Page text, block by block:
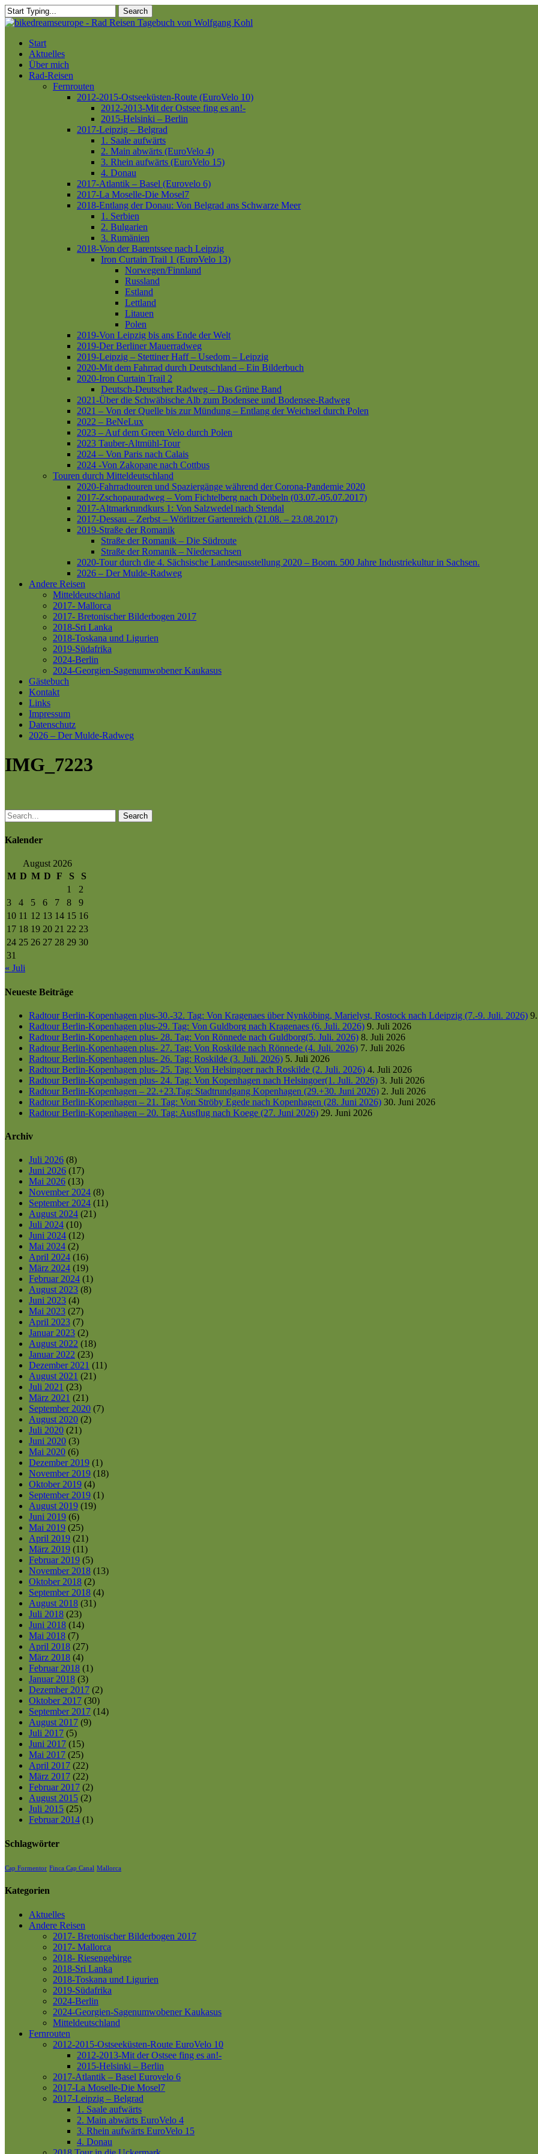
Skip
to
content
Search
Close
Menu
Start
Aktuelles
Über mich
Rad-Reisen
Fernrouten
2012-2015-Ostseeküsten-Route (EuroVelo 10)
2012-2013-Mit der Ostsee fing es an!-
2015-Helsinki – Berlin
2017-Leipzig – Belgrad
1. Saale aufwärts
2. Main abwärts (EuroVelo 4)
3. Rhein aufwärts (EuroVelo 15)
4. Donau
2017-Atlantik – Basel (Eurovelo 6)
2017-La Moselle-Die Mosel7
2018-Entlang der Donau: Von Belgrad ans Schwarze Meer
1. Serbien
2. Bulgarien
3. Rumänien
2018-Von der Barentssee nach Leipzig
Iron Curtain Trail 1 (EuroVelo 13)
Norwegen/Finnland
Russland
Estland
Lettland
Litauen
Polen
2019-Von Leipzig bis ans Ende der Welt
2019-Der Berliner Mauerradweg
2019-Leipzig – Stettiner Haff – Usedom – Leipzig
2020-Mit dem Fahrrad durch Deutschland – Ein Bilderbuch
2020-Iron Curtain Trail 2
Deutsch-Deutscher Radweg – Das Grüne Band
2021-Über die Schwäbische Alb zum Bodensee und Bodensee-Radweg
2021 – Von der Quelle bis zur Mündung – Entlang der Weichsel durch Polen
2022 – BeNeLux
2023 – Auf dem Green Velo durch Polen
2023 Tauber-Altmühl-Tour
2024 – Von Paris nach Calais
2024 -Von Zakopane nach Cottbus
Touren durch Mitteldeutschland
2020-Fahrradtouren und Spaziergänge während der Corona-Pandemie 2020
2017-Zschopauradweg – Vom Fichtelberg nach Döbeln (03.07.-05.07.2017)
2017-Altmarkrundkurs 1: Von Salzwedel nach Stendal
2017-Dessau – Zerbst – Wörlitzer Gartenreich (21.08. – 23.08.2017)
2019-Straße der Romanik
Straße der Romanik – Die Südroute
Straße der Romanik – Niedersachsen
2020-Tour durch die 4. Sächsische Landesausstellung 2020 – Boom. 500 Jahre Industriekultur in Sachsen.
2026 – Der Mulde-Radweg
Andere Reisen
Mitteldeutschland
2017- Mallorca
2017- Bretonischer Bilderbogen 2017
2018-Sri Lanka
2018-Toskana und Ligurien
2019-Südafrika
2024-Berlin
2024-Georgien-Sagenumwobener Kaukasus
Gästebuch
Kontakt
Links
Impressum
Datenschutz
2026 – Der Mulde-Radweg
IMG_7223
Search
Kalender
August 2026
M D M D F S
S
1
2
3
4 5 6 7 8
9
10 11 12 13 14 15 16
17 18 19 20 21 22 23
24 25 26 27 28 29 30
31
« Juli
Neueste Beiträge
Radtour Berlin-Kopenhagen plus-30.-32. Tag: Von Kragenaes über Nynköbing, Marielyst, Rostock nach Ldeipzig (7.-9. Juli. 2026)
Radtour Berlin-Kopenhagen plus-29. Tag: Von Guldborg nach Kragenaes (6. Juli. 2026) 9. Juli 2026
Radtour Berlin-Kopenhagen plus- 28. Tag: Von Rönnede nach Guldborg(5. Juli. 2026) 8. Juli 2026
Radtour Berlin-Kopenhagen plus- 27. Tag: Von Roskilde nach Rönnede (4. Juli. 2026) 7. Juli 2026
Radtour Berlin-Kopenhagen plus- 26. Tag: Roskilde (3. Juli. 2026) 5. Juli 2026
Radtour Berlin-Kopenhagen plus- 25. Tag: Von Helsingoer nach Roskilde (2. Juli. 2026) 4. Juli 2026
Radtour Berlin-Kopenhagen plus- 24. Tag: Von Kopenhagen nach Helsingoer(1. Juli. 2026) 3. Juli 2026
Radtour Berlin-Kopenhagen – 22.+23.Tag: Stadtrundgang Kopenhagen (29.+30. Juni 2026) 2. Juli 2026
Radtour Berlin-Kopenhagen – 21. Tag: Von Ströby Egede nach Kopenhagen (28. Juni 2026) 30. Juni 2026
Radtour Berlin-Kopenhagen – 20. Tag: Ausflug nach Koege (27. Juni 2026) 29. Juni 2026
Archiv
Juli 2026 (8)
Juni 2026 (17)
Mai 2026 (13)
November 2024 (8)
September 2024 (11)
August 2024 (21)
Juli 2024 (10)
Juni 2024 (12)
Mai 2024 (2)
April 2024 (16)
März 2024 (19)
Februar 2024 (1)
August 2023 (8)
Juni 2023 (4)
Mai 2023 (27)
April 2023 (7)
Januar 2023 (2)
August 2022 (18)
Januar 2022 (23)
Dezember 2021 (11)
August 2021 (21)
Juli 2021 (23)
März 2021 (21)
September 2020 (7)
August 2020 (2)
Juli 2020 (21)
Juni 2020 (3)
Mai 2020 (6)
Dezember 2019 (1)
November 2019 (18)
Oktober 2019 (4)
September 2019 (1)
August 2019 (19)
Juni 2019 (6)
Mai 2019 (25)
April 2019 (21)
März 2019 (11)
Februar 2019 (5)
November 2018 (13)
Oktober 2018 (2)
September 2018 (4)
August 2018 (31)
Juli 2018 (23)
Juni 2018 (14)
Mai 2018 (7)
April 2018 (27)
März 2018 (4)
Februar 2018 (1)
Januar 2018 (3)
Dezember 2017 (2)
Oktober 2017 (30)
September 2017 (14)
August 2017 (9)
Juli 2017 (5)
Juni 2017 (15)
Mai 2017 (25)
April 2017 (22)
März 2017 (22)
Februar 2017 (2)
August 2015 (2)
Juli 2015 (25)
Februar 2014 (1)
Schlagwörter
Cap Formentor Finca Cap Canal Mallorca
Kategorien
Aktuelles
Andere Reisen
2017- Bretonischer Bilderbogen 2017
2017- Mallorca
2018- Riesengebirge
2018-Sri Lanka
2018-Toskana und Ligurien
2019-Südafrika
2024-Berlin
2024-Georgien-Sagenumwobener Kaukasus
Mitteldeutschland
Fernrouten
2012-2015-Ostseeküsten-Route EuroVelo 10
2012-2013-Mit der Ostsee fing es an!-
2015-Helsinki – Berlin
2017-Atlantik – Basel Eurovelo 6
2017-La Moselle-Die Mosel7
2017-Leipzig – Belgrad
1. Saale aufwärts
2. Main abwärts EuroVelo 4
3. Rhein aufwärts EuroVelo 15
4. Donau